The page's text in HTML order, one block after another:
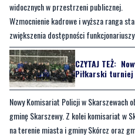
widocznych w przestrzeni publicznej.
Wzmocnienie kadrowe i wyższa ranga
zwiększenia dostępności
CZYTAJ TEŻ:
Piłkarski
Nowy Komisariat Policji w Skarszewach
gminę Skarszewy. Z kolei komisariat w
na terenie miasta i gminy Skórcz oraz